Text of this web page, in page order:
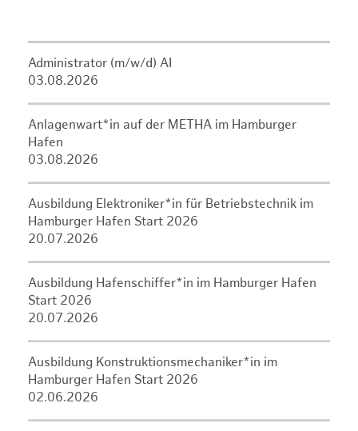
Administrator (m/w/d) AI
03.08.2026
Anlagenwart*in auf der METHA im Hamburger
Hafen
03.08.2026
Ausbildung Elektroniker*in für Betriebstechnik im
Hamburger Hafen Start 2026
20.07.2026
Ausbildung Hafenschiffer*in im Hamburger Hafen
Start 2026
20.07.2026
Ausbildung Konstruktionsmechaniker*in im
Hamburger Hafen Start 2026
02.06.2026